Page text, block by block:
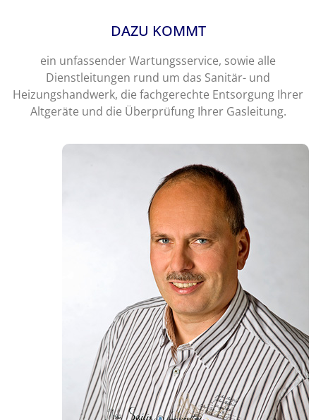
DAZU KOMMT
ein unfassender Wartungsservice, sowie alle
Dienstleitungen rund um das Sanitär- und
Heizungshandwerk, die fachgerechte Entsorgung Ihrer
Altgeräte und die Überprüfung Ihrer Gasleitung.